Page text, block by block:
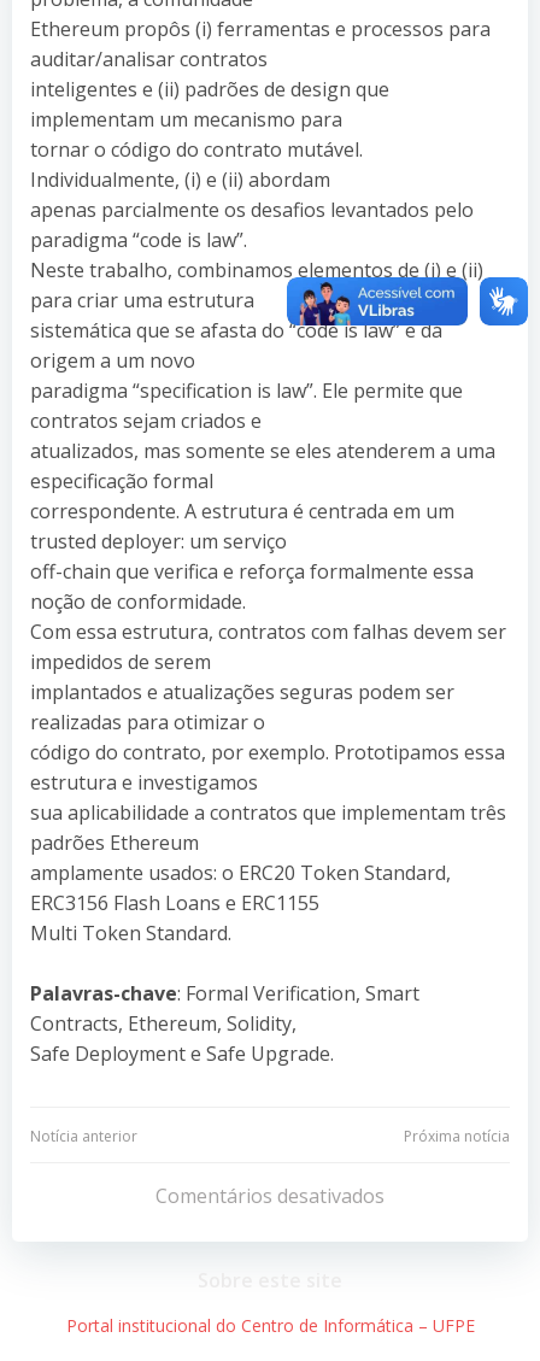
Ethereum propôs (i) ferramentas e processos para
auditar/analisar contratos
inteligentes e (ii) padrões de design que
implementam um mecanismo para
tornar o código do contrato mutável.
Individualmente, (i) e (ii) abordam
apenas parcialmente os desafios levantados pelo
paradigma “code is law”.
Neste trabalho, combinamos elementos de (i) e (ii)
para criar uma estrutura
sistemática que se afasta do “code is law” e dá
origem a um novo
paradigma “specification is law”. Ele permite que
contratos sejam criados e
atualizados, mas somente se eles atenderem a uma
especificação formal
correspondente. A estrutura é centrada em um
trusted deployer: um serviço
off-chain que verifica e reforça formalmente essa
noção de conformidade.
Com essa estrutura, contratos com falhas devem ser
impedidos de serem
implantados e atualizações seguras podem ser
realizadas para otimizar o
código do contrato, por exemplo. Prototipamos essa
estrutura e investigamos
sua aplicabilidade a contratos que implementam três
padrões Ethereum
amplamente usados: o ERC20 Token Standard,
ERC3156 Flash Loans e ERC1155
Multi Token Standard.
Palavras-chave: Formal Verification, Smart
Contracts, Ethereum, Solidity,
Safe Deployment e Safe Upgrade.
Navegação
Post
Notícia anterior
Navegação
de
Post
Próxima notícia
Comentários desativados
Portal institucional do Centro de Informática – UFPE